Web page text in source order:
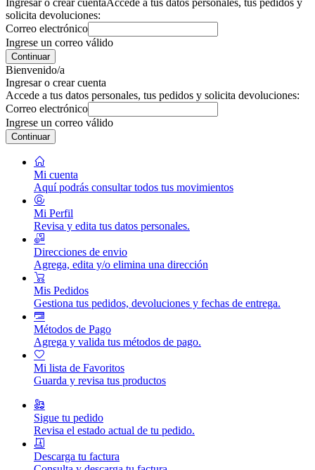
solicita devoluciones:
Correo electrónico
Ingrese un correo válido
Continuar
Bienvenido/a
Ingresar o crear cuenta
Accede a tus datos personales, tus pedidos y solicita devoluciones:
Correo electrónico
Ingrese un correo válido
Continuar
Mi cuenta
Aquí podrás consultar todos tus movimientos
Mi Perfil
Revisa y edita tus datos personales.
Direcciones de envio
Agrega, edita y/o elimina una dirección
Mis Pedidos
Gestiona tus pedidos, devoluciones y fechas de entrega.
Métodos de Pago
Agrega y valida tus métodos de pago.
Mi lista de Favoritos
Guarda y revisa tus productos
Sigue tu pedido
Revisa el estado actual de tu pedido.
Descarga tu factura